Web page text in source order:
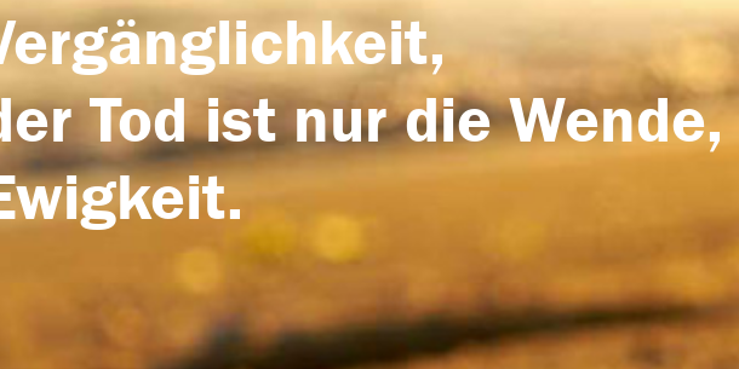
Tod ist nur die